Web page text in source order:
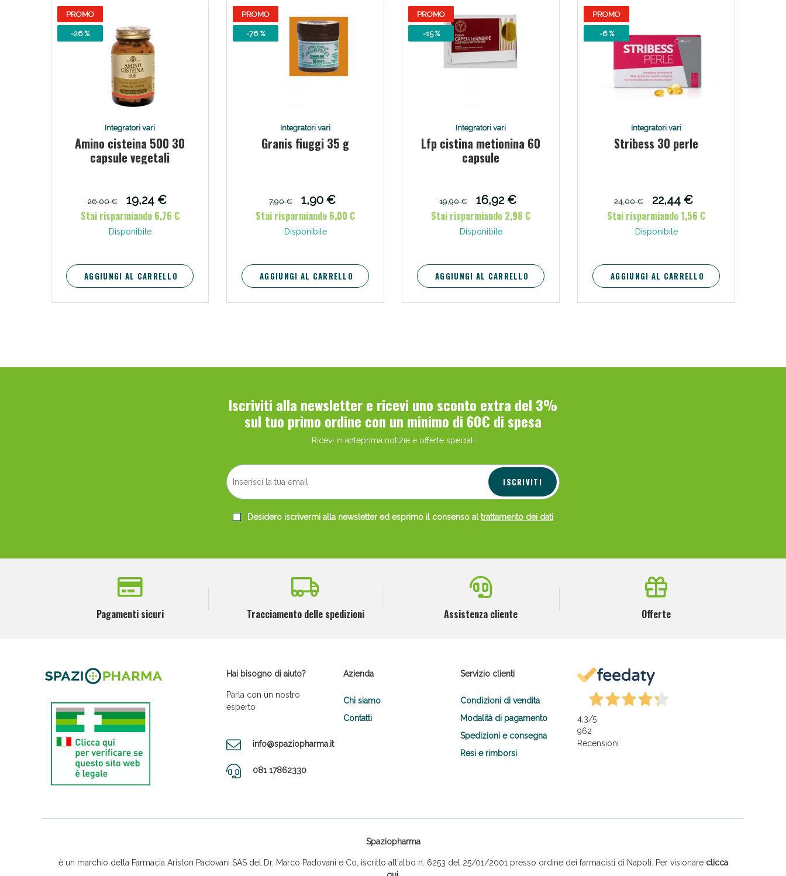
PROMO
-26 %
Integratori vari
Amino cisteina 500 30
capsule vegetali
26,00 €
19,24 €
Stai risparmiando 6,76 €
Disponibile
AGGIUNGI AL CARRELLO
PROMO
-76 %
Integratori vari
Granis fiuggi 35 g
7,90 €
1,90 €
Stai risparmiando 6,00 €
Disponibile
AGGIUNGI AL CARRELLO
PROMO
-15 %
Integratori vari
Lfp cistina metionina 60
capsule
19,90 €
16,92 €
Stai risparmiando 2,98 €
Disponibile
AGGIUNGI AL CARRELLO
PROMO
-6 %
Integratori vari
Stribess 30 perle
24,00 €
22,44 €
Stai risparmiando 1,56 €
Disponibile
AGGIUNGI AL CARRELLO
Iscriviti alla newsletter e ricevi uno sconto extra del 3%
sul tuo primo ordine con un minimo di 60€ di spesa
Ricevi in anteprima notizie e offerte speciali
ISCRIVITI
Desidero iscrivermi alla newsletter ed esprimo il consenso al trattamento dei dati
Pagamenti sicuri Tracciamento delle spedizioni Assistenza cliente Offerte
Hai bisogno di aiuto?
Parla con un nostro
esperto
info@spaziopharma.it
081 17862330
Azienda
Chi siamo
Contatti
Servizio clienti
Condizioni di vendita
Modalità di pagamento
Spedizioni e consegna
Resi e rimborsi
4,3/5
962
Recensioni
Spaziopharma
è un marchio della Farmacia Ariston Padovani SAS del Dr. Marco Padovani e Co, iscritto all'albo n. 6253 del 25/01/2001 presso ordine dei farmacisti di Napoli. Per visionare clicca
Benessere Intestinale: Sconto fino al 55% valido oggi!
Scopri le offerte di Oggi